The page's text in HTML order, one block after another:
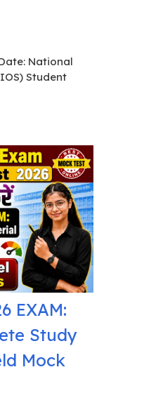
National
Student
EXAM:
Study
Mock